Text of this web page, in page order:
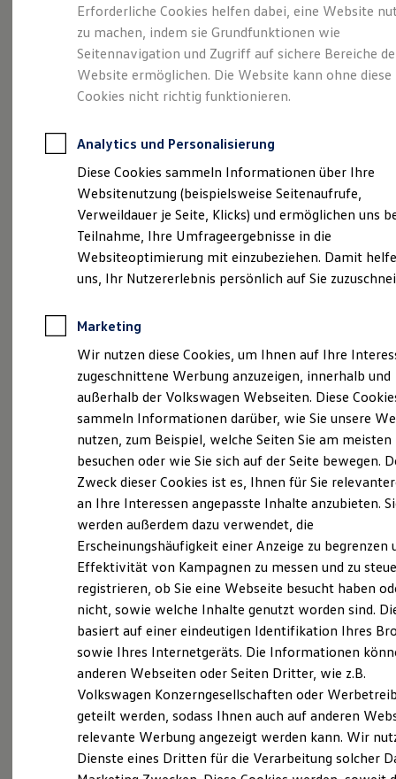
Leasing
Leasing-Angebote
Gebrauchtwagen Leasing
Junge Gebrauchtwagen-Leasing
Elektroauto Leasing
Kleinwagen-Leasing
Leasing ohne Anzahlung
Autokredit mit Schlussrate
Versicherungen und Garantien
Kfz-Versicherung
Restschuldversicherungen
Garantien
Wartungsverträge
Geschäftskunden
Professional Class bei Volkswagen
Großkunden
Behörden
Anpfiff zum Gewinn
Elektroautos
ID. Tutorials
Elektrofahrzeugkonzepte
Reichweite
Reichweite der ID. Modelle
Reichweite im Winter
Laden
Laden unterwegs
Laden Zuhause
Ladezeitensimulator
Batterie
Sicherheit
Garantie und Lebensdauer
Nachhaltigkeit
Technologie
Kosten und Kauf
Verbrauchskosten
Kaufoptionen
E-Auto-Förderung
Software und Konnektivität
Die ID. Software 6
ID. Software Versionen und Updates
Digitale Extras
Schnittstellen zu Ihrem ID.
So geht neu.
Entdecken Sie jetzt
den neuen ID.3 Neo!
(Impressum & Rechtliches )
Probefahrt vereinbaren
Fahrzeugangebot anfordern
Serviceanfrage stellen
Erforderliche Cookies helfen dabei, eine Website
zu machen, indem sie Grundfunktionen wie
Seitennavigation und Zugriff auf sichere Bereiche
Website ermöglichen. Die Website kann ohne diese
Cookies nicht richtig funktionieren.
Analytics und Personalisierung
Diese Cookies sammeln Informationen über Ihre
Websitenutzung (beispielsweise Seitenaufrufe,
Verweildauer je Seite, Klicks) und ermöglichen uns
Teilnahme, Ihre Umfrageergebnisse in die
Websiteoptimierung mit einzubeziehen. Damit
uns, Ihr Nutzererlebnis persönlich auf Sie
Marketing
Wir nutzen diese Cookies, um Ihnen auf Ihre
zugeschnittene Werbung anzuzeigen, innerhalb und
außerhalb der Volkswagen Webseiten. Diese
sammeln Informationen darüber, wie Sie unsere
nutzen, zum Beispiel, welche Seiten Sie am meisten
besuchen oder wie Sie sich auf der Seite bewegen.
Zweck dieser Cookies ist es, Ihnen für Sie
an Ihre Interessen angepasste Inhalte anzubieten.
werden außerdem dazu verwendet, die
Erscheinungshäufigkeit einer Anzeige zu begrenzen
Effektivität von Kampagnen zu messen und zu
registrieren, ob Sie eine Webseite besucht haben
nicht, sowie welche Inhalte genutzt worden sind.
basiert auf einer eindeutigen Identifikation Ihres
sowie Ihres Internetgeräts. Die Informationen
anderen Webseiten oder Seiten Dritter, wie z.B.
Volkswagen Konzerngesellschaften oder
geteilt werden, sodass Ihnen auch auf anderen
relevante Werbung angezeigt werden kann. Wir
Dienste eines Dritten für die Verarbeitung solcher